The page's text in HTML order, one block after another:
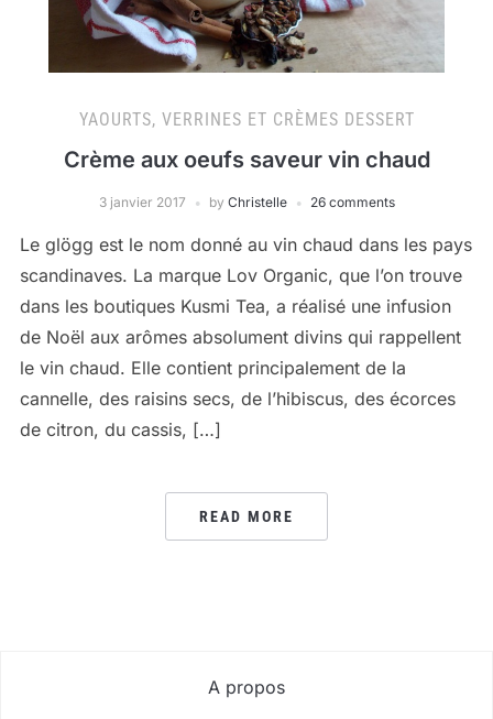
YAOURTS, VERRINES ET CRÈMES DESSERT
Crème aux oeufs saveur vin chaud
3 janvier 2017 by Christelle 26 comments
Le glögg est le nom donné au vin chaud dans les pays
scandinaves. La marque Lov Organic, que l’on trouve
dans les boutiques Kusmi Tea, a réalisé une infusion
de Noël aux arômes absolument divins qui rappellent
le vin chaud. Elle contient principalement de la
cannelle, des raisins secs, de l’hibiscus, des écorces
de citron, du cassis, […]
READ MORE
A propos